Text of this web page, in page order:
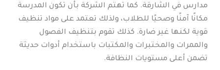
مدارس في الشارقة. كما تهتم الشركة بأن تكون المدرسة
مكانًا آمنًا وصحيًا للطلاب، ولذلك تعتمد على مواد تنظيف
قوية لكنها غير ضارة. كذلك تقوم بتنظيف الفصول
والممرات والمختبرات والمكتبات باستخدام أدوات حديثة
تضمن أعلى مستويات النظافة.